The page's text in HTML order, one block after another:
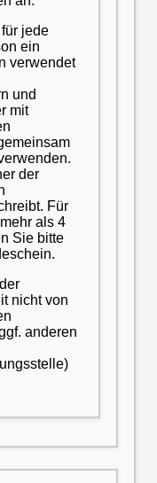
jede
ein
verwendet
und
mit
der
Für
als 4
Sie bitte
nicht von
anderen